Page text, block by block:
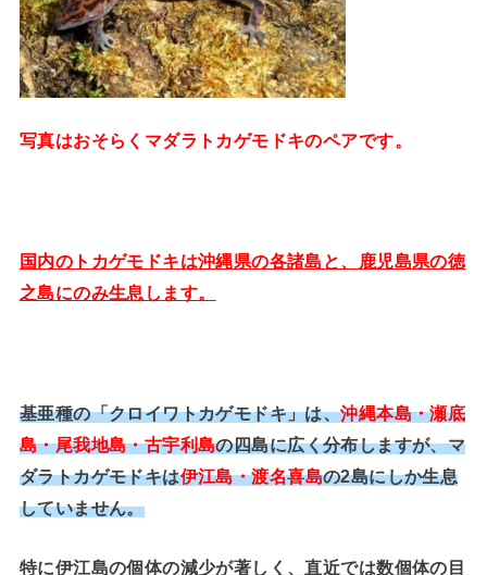
写真はおそらくマダラトカゲモドキのペアです。
国内のトカゲモドキは沖縄県の各諸島と、鹿児島県の徳
之島にのみ生息します。
基亜種の「クロイワトカゲモドキ」は、沖縄本島・瀬底
島・尾我地島・古宇利島の四島に広く分布しますが、マ
ダラトカゲモドキは伊江島・渡名喜島の2島にしか生息
していません。
特に伊江島の個体の減少が著しく、直近では数個体の目